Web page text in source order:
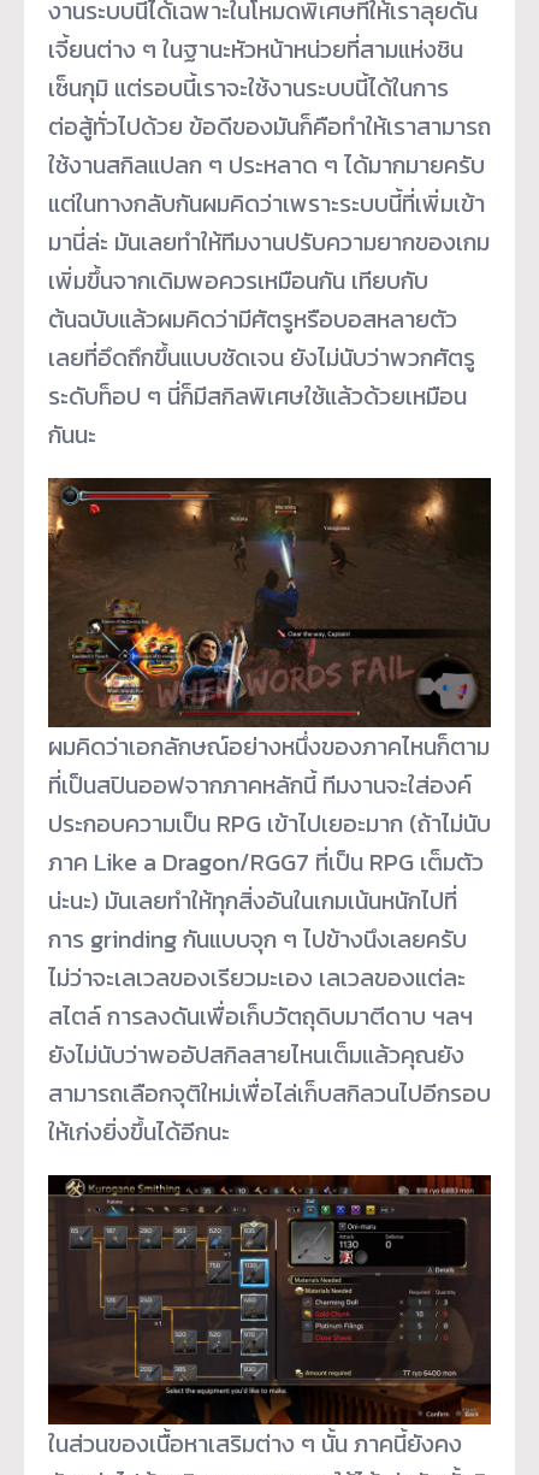
งานระบบนี้ได้เฉพาะในโหมดพิเศษที่ให้เราลุยดัน
เจี้ยนต่าง ๆ ในฐานะหัวหน้าหน่วยที่สามแห่งชิน
เซ็นกุมิ แต่รอบนี้เราจะใช้งานระบบนี้ได้ในการ
ต่อสู้ทั่วไปด้วย ข้อดีของมันก็คือทำให้เราสามารถ
ใช้งานสกิลแปลก ๆ ประหลาด ๆ ได้มากมายครับ
แต่ในทางกลับกันผมคิดว่าเพราะระบบนี้ที่เพิ่มเข้า
มานี่ล่ะ มันเลยทำให้ทีมงานปรับความยากของเกม
เพิ่มขึ้นจากเดิมพอควรเหมือนกัน เทียบกับ
ต้นฉบับแล้วผมคิดว่ามีศัตรูหรือบอสหลายตัว
เลยที่อึดถึกขึ้นแบบชัดเจน ยังไม่นับว่าพวกศัตรู
ระดับท็อป ๆ นี่ก็มีสกิลพิเศษใช้แล้วด้วยเหมือน
กันนะ
ผมคิดว่าเอกลักษณ์อย่างหนึ่งของภาคไหนก็ตาม
ที่เป็นสปินออฟจากภาคหลักนี้ ทีมงานจะใส่องค์
ประกอบความเป็น RPG เข้าไปเยอะมาก (ถ้าไม่นับ
ภาค Like a Dragon/RGG7 ที่เป็น RPG เต็มตัว
น่ะนะ) มันเลยทำให้ทุกสิ่งอันในเกมเน้นหนักไปที่
การ grinding กันแบบจุก ๆ ไปข้างนึงเลยครับ
ไม่ว่าจะเลเวลของเรียวมะเอง เลเวลของแต่ละ
สไตล์ การลงดันเพื่อเก็บวัตถุดิบมาตีดาบ ฯลฯ
ยังไม่นับว่าพออัปสกิลสายไหนเต็มแล้วคุณยัง
สามารถเลือกจุติใหม่เพื่อไล่เก็บสกิลวนไปอีกรอบ
ให้เก่งยิ่งขึ้นได้อีกนะ
ในส่วนของเนื้อหาเสริมต่าง ๆ นั้น ภาคนี้ยังคง